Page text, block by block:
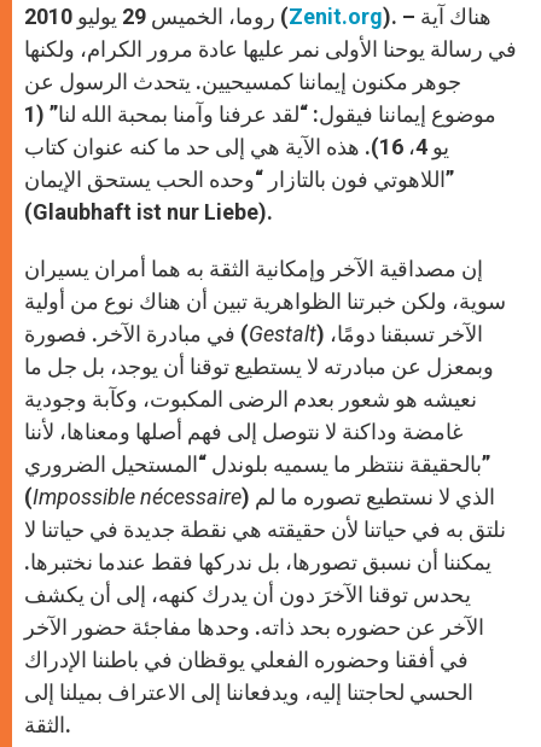
روما، الخميس 29 يوليو 2010 (Zenit.org). – هناك آية
في رسالة يوحنا الأولى نمر عليها عادة مرور الكرام، ولكنها
جوهر مكنون إيماننا كمسيحيين. يتحدث الرسول عن
موضوع إيماننا فيقول: “لقد عرفنا وآمنا بمحبة الله لنا” (1
يو 4، 16). هذه الآية هي إلى حد ما كنه عنوان كتاب
اللاهوتي فون بالتازار “وحده الحب يستحق الإيمان”
(Glaubhaft ist nur Liebe).
إن مصداقية الآخر وإمكانية الثقة به هما أمران يسيران
سوية، ولكن خبرتنا الظواهرية تبين أن هناك نوع من أولية
في مبادرة الآخر. فصورة (Gestalt) الآخر تسبقنا دومًا،
وبمعزل عن مبادرته لا يستطيع توقنا أن يوجد، بل جل ما
نعيشه هو شعور بعدم الرضى المكبوت، وكآبة وجودية
غامضة وداكنة لا نتوصل إلى فهم أصلها ومعناها، لأننا
بالحقيقة ننتظر ما يسميه بلوندل “المستحيل الضروري”
(Impossible nécessaire) الذي لا نستطيع تصوره ما لم
نلتق به في حياتنا لأن حقيقته هي نقطة جديدة في حياتنا لا
يمكننا أن نسبق تصورها، بل ندركها فقط عندما نختبرها.
يحدس توقنا الآخرَ دون أن يدرك كنهه، إلى أن يكشف
الآخر عن حضوره بحد ذاته. وحدها مفاجئة حضور الآخر
في أفقنا وحضوره الفعلي يوقظان في باطننا الإدراك
الحسي لحاجتنا إليه، ويدفعاننا إلى الاعتراف بميلنا إلى
الثقة.